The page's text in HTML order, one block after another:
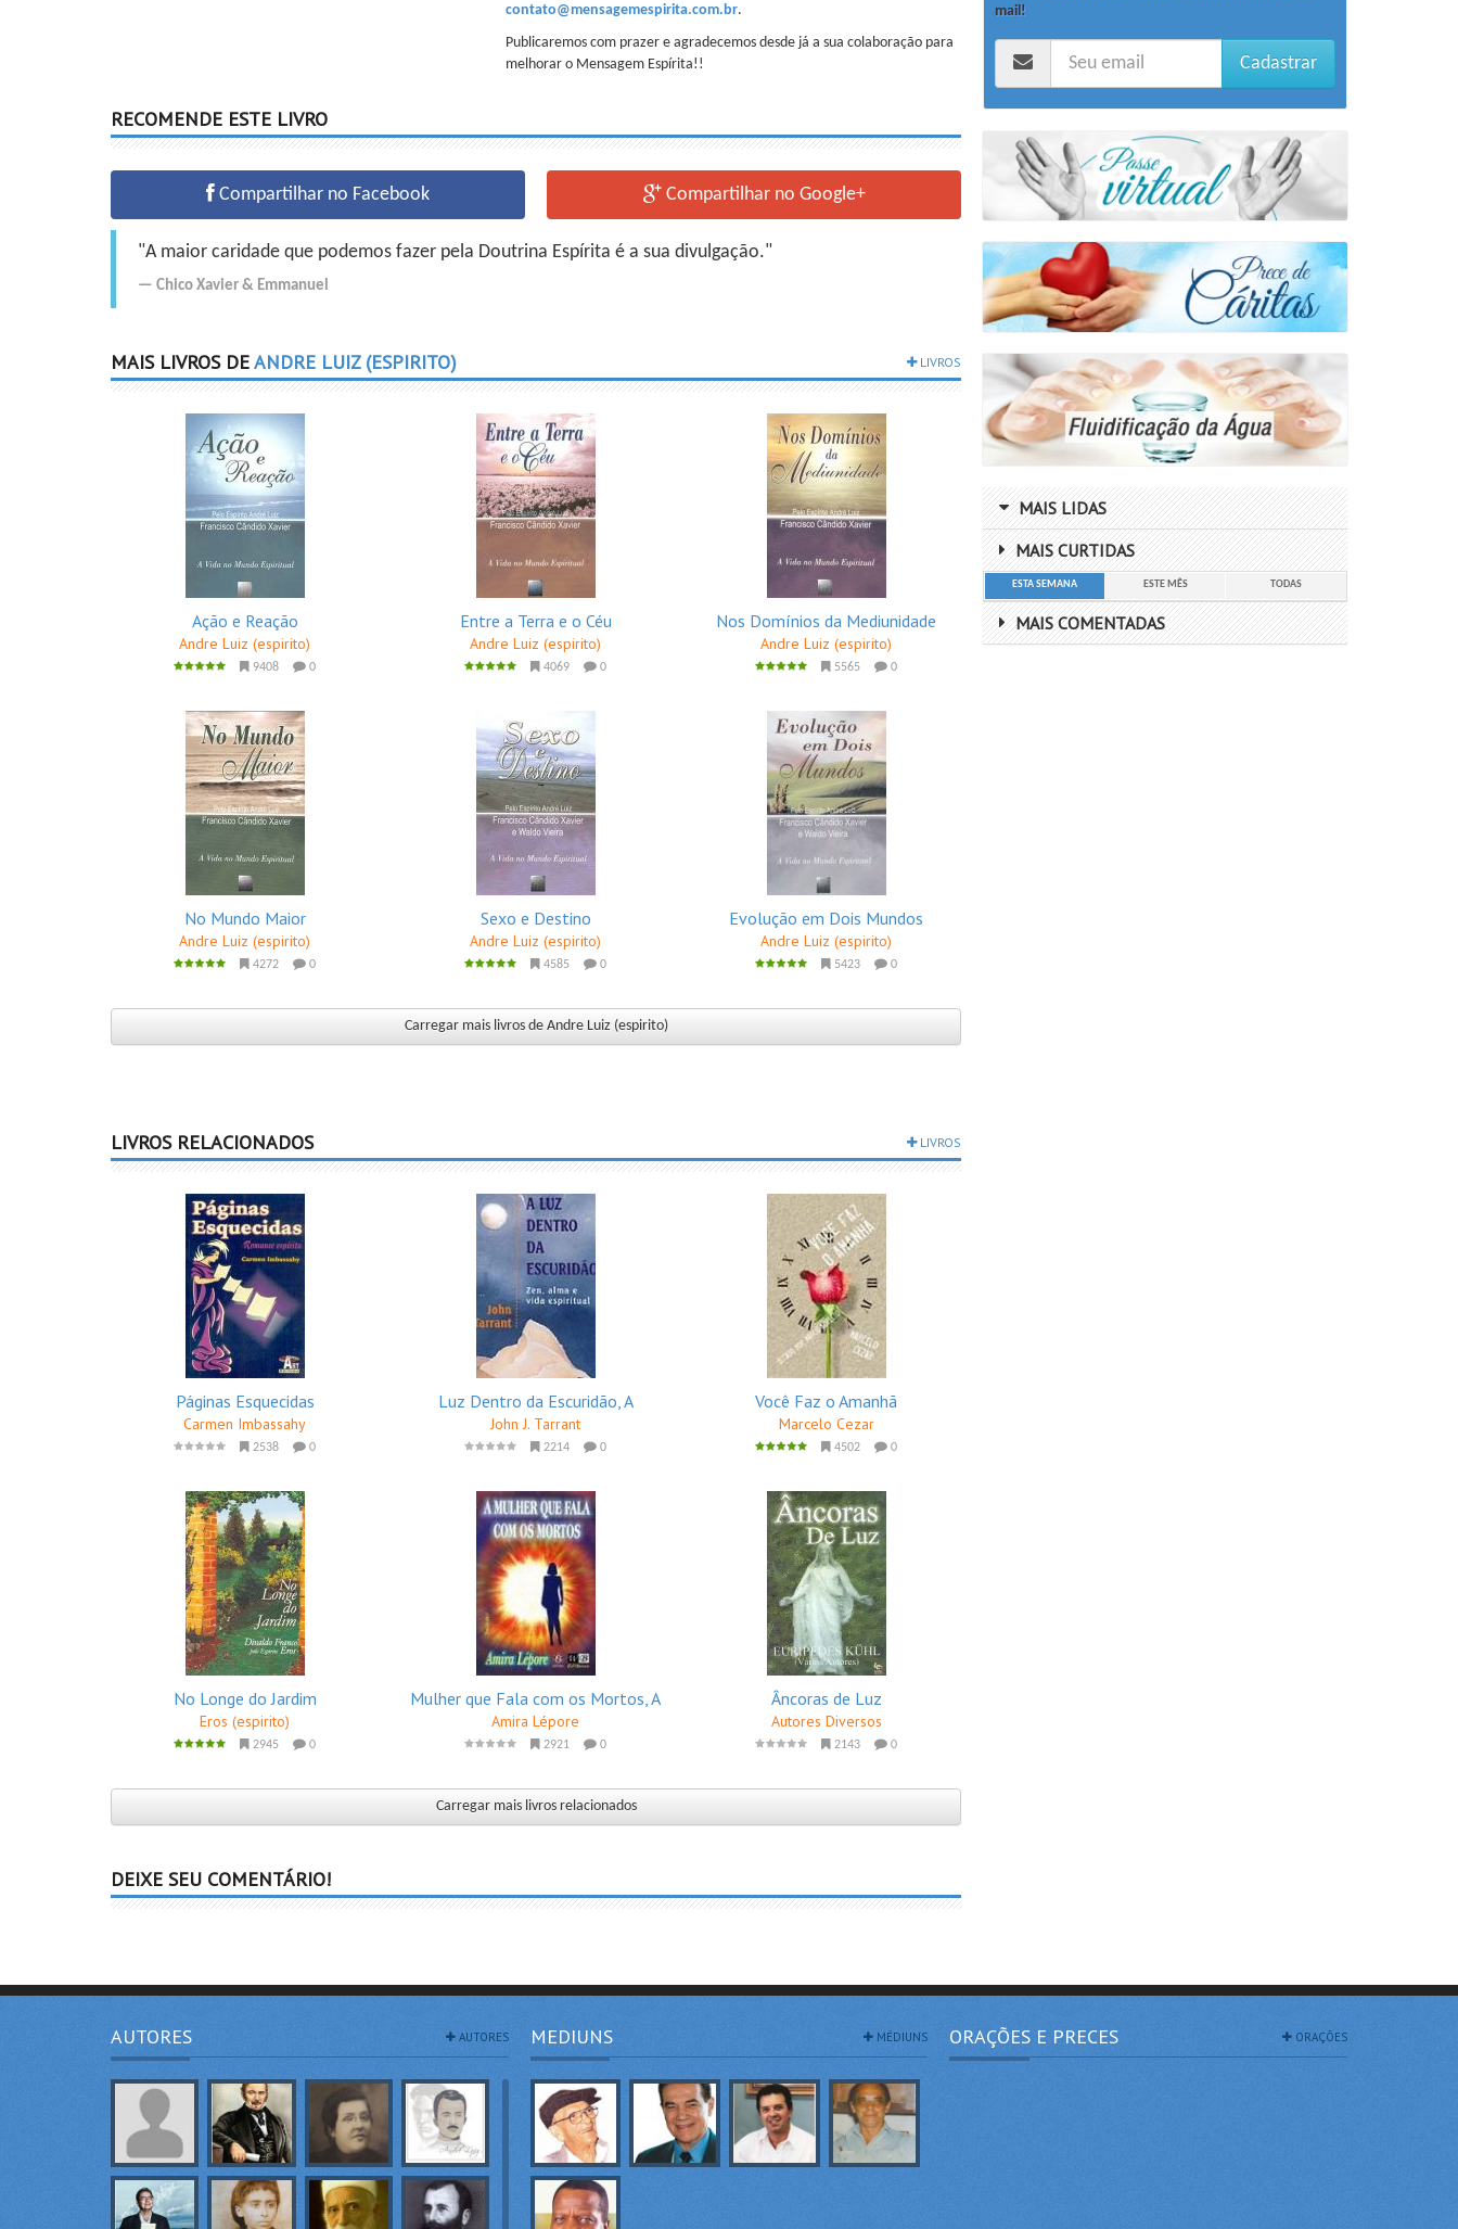
contato@mensagemespirita.com.br.
Publicaremos com prazer e agradecemos desde já a sua colaboração para
melhorar o Mensagem Espírita!!
RECOMENDE ESTE LIVRO
Compartilhar no Facebook Compartilhar no Google+
"A maior caridade que podemos fazer pela Doutrina Espírita é a sua divulgação."
Chico Xavier & Emmanuel
MAIS LIVROS DEANDRE LUIZ (ESPIRITO) LIVROS
Ação e Reação
Andre Luiz (espirito)
9408 0
Entre a Terra e o Céu
Andre Luiz (espirito)
4069 0
Nos Domínios da Mediunidade
Andre Luiz (espirito)
5565 0
No Mundo Maior
Andre Luiz (espirito)
4272 0
Sexo e Destino
Andre Luiz (espirito)
4585 0
Evolução em Dois Mundos
Andre Luiz (espirito)
5423 0
Carregar mais livros de Andre Luiz (espirito)
LIVROS RELACIONADOS LIVROS
Páginas Esquecidas
Carmen Imbassahy
2538 0
Luz Dentro da Escuridão, A
John J. Tarrant
2214 0
Você Faz o Amanhã
Marcelo Cezar
4502 0
No Longe do Jardim
Eros (espirito)
2945 0
Mulher que Fala com os Mortos, A
Amira Lépore
2921 0
Âncoras de Luz
Autores Diversos
2143 0
Carregar mais livros relacionados
DEIXE SEU COMENTÁRIO!
mail!
Cadastrar
MAIS LIDAS
MAIS CURTIDAS
ESTA SEMANA ESTE MÊS TODAS
MAIS COMENTADAS
AUTORES AUTORES MEDIUNS MÉDIUNS ORAÇÕES E PRECES ORAÇÕES